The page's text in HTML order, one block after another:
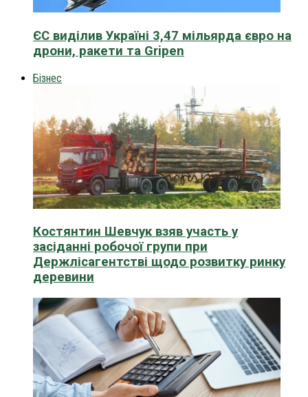
ЄС виділив Україні 3,47 мільярда євро на
дрони, ракети та Gripen
Бізнес
Костянтин Шевчук взяв участь у
засіданні робочої групи при
Держлісагентстві щодо розвитку ринку
деревини